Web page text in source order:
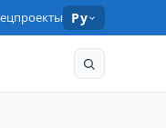
Ру